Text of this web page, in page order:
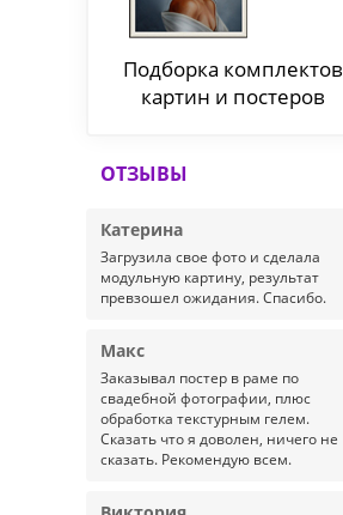
Подборка комплектов
картин и постеров
ОТЗЫВЫ
Катерина
Загрузила свое фото и сделала
модульную картину, результат
превзошел ожидания. Спасибо.
Макс
Заказывал постер в раме по
свадебной фотографии, плюс
обработка текстурным гелем.
Сказать что я доволен, ничего не
сказать. Рекомендую всем.